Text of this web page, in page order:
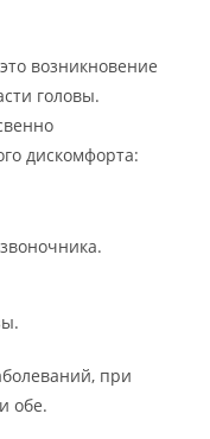
возникновение
головы.
дискомфорта:
при
обе.